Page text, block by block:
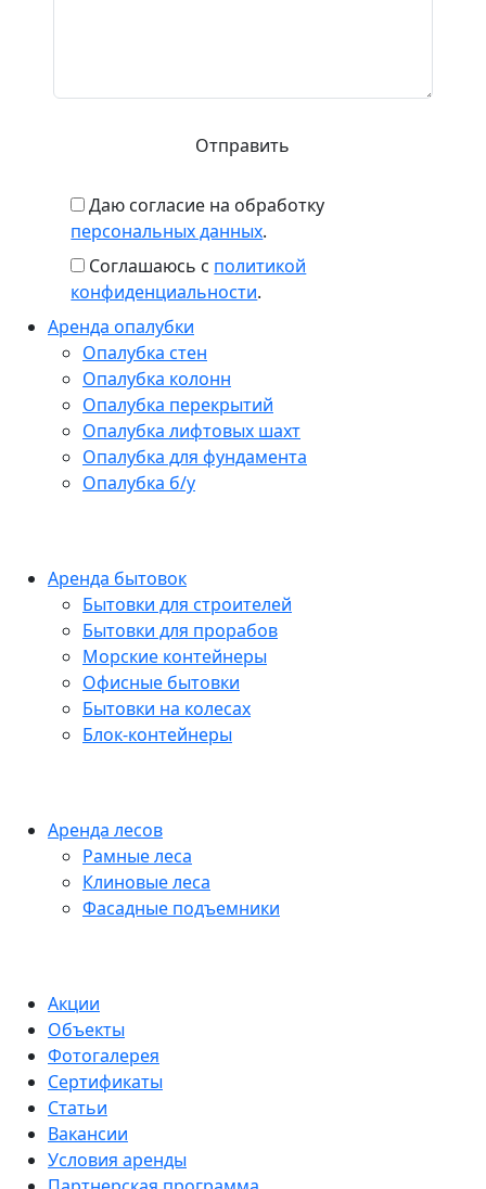
Даю согласие на обработку
персональных данных.
Соглашаюсь с политикой
конфиденциальности.
Аренда опалубки
Опалубка стен
Опалубка колонн
Опалубка перекрытий
Опалубка лифтовых шахт
Опалубка для фундамента
Опалубка б/у
Аренда бытовок
Бытовки для строителей
Бытовки для прорабов
Морские контейнеры
Офисные бытовки
Бытовки на колесах
Блок-контейнеры
Аренда лесов
Рамные леса
Клиновые леса
Фасадные подъемники
Акции
Объекты
Фотогалерея
Сертификаты
Статьи
Вакансии
Условия аренды